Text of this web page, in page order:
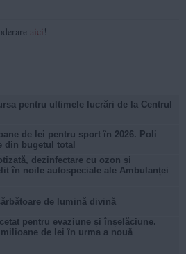
aici!
pentru ultimele lucrări de la Centrul
de lei pentru sport în 2026. Poli
din bugetul total
dezinfectare cu ozon și
în noile autospeciale ale Ambulanței
de lumină divină
pentru evaziune și înșelăciune.
de lei în urma a nouă